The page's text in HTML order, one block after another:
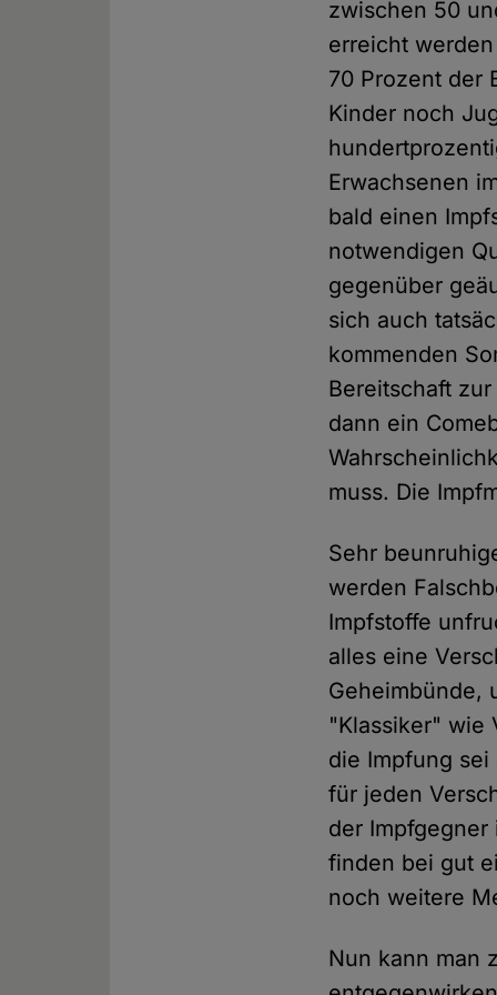
zwischen 50
erreicht
70 Prozent der
Kinder noch
Erwachsenen
bald einen
notwendigen
gegenüber
sich auch
kommenden
Bereitschaft
dann ein
muss. Die
Sehr
werden
Impfstoffe
alles eine
Geheimbünde,
"Klassiker" wie
die Impfung
für jeden
der
finden bei gut
noch weitere
Nun kann man